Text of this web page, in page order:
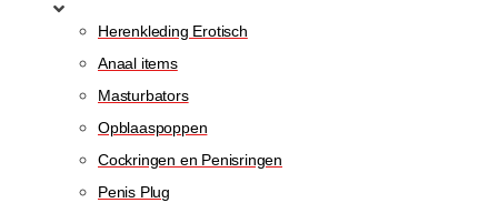
Herenkleding Erotisch
Anaal items
Masturbators
Opblaaspoppen
Cockringen en Penisringen
Penis Plug